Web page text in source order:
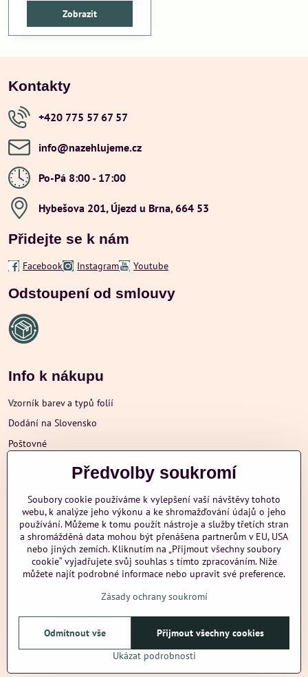
Zobrazit
Kontakty
+420 775 57 67 57
info​@nazehlujeme​.cz
Po-Pá 8:00 - 17:00
Hybešova 201, Újezd u Brna, 664 53
Přidejte se k nám
Facebook Instagram Youtube
Odstoupení od smlouvy
Info k nákupu
Vzorník barev a typů folií
Dodání na Slovensko
Poštovné
Obchodní podmínky
Ochrana osobních údajů
Další informace
nazehlujeme
©2026CopyrightPředvolby soukromíZásady ochrany soukromí
Vytvořeno systémem:ByznysWeb.cz
Předvolby soukromí
Soubory cookie používáme k vylepšení vaší návštěvy tohoto
webu, k analýze jeho výkonu a ke shromažďování údajů o jeho
používání. Můžeme k tomu použít nástroje a služby třetích stran
a shromážděná data mohou být přenášena partnerům v EU, USA
nebo jiných zemích. Kliknutím na „Přijmout všechny soubory
cookie“ vyjadřujete svůj souhlas s tímto zpracováním. Níže
můžete najít podrobné informace nebo upravit své preference.
Zásady ochrany soukromí
Ukázat podrobnosti
Přijmout všechny cookies
Odmítnout vše